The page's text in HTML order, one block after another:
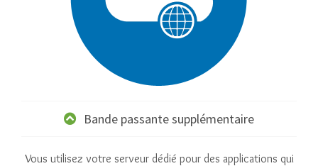
Bande passante supplémentaire
Vous utilisez votre serveur dédié pour des applications qui